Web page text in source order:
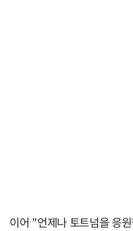
이어 "언제나 토트넘을 응